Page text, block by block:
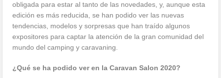
obligada para estar al tanto de las novedades, y, aunque esta
edición es más reducida, se han podido ver las nuevas
tendencias, modelos y sorpresas que han traído algunos
expositores para captar la atención de la gran comunidad del
mundo del camping y caravaning.
¿Qué se ha podido ver en la Caravan Salon 2020?